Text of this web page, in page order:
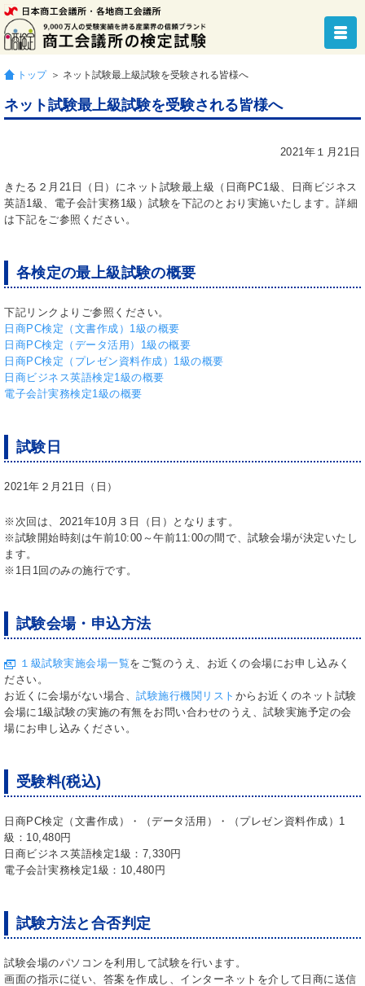
トップ ＞ ネット試験最上級試験を受験される皆様へ
ネット試験最上級試験を受験される皆様へ
2021年１月21日
きたる２月21日（日）にネット試験最上級（日商PC1級、日商ビジネス
英語1級、電子会計実務1級）試験を下記のとおり実施いたします。詳細
は下記をご参照ください。
各検定の最上級試験の概要
下記リンクよりご参照ください。
日商PC検定（文書作成）1級の概要
日商PC検定（データ活用）1級の概要
日商PC検定（プレゼン資料作成）1級の概要
日商ビジネス英語検定1級の概要
電子会計実務検定1級の概要
試験日
2021年２月21日（日）
※次回は、2021年10月３日（日）となります。
※試験開始時刻は午前10:00～午前11:00の間で、試験会場が決定いたし
ます。
※1日1回のみの施行です。
試験会場・申込方法
１級試験実施会場一覧をご覧のうえ、お近くの会場にお申し込みく
ださい。
お近くに会場がない場合、試験施行機関リスト からお近くのネット試験
会場に1級試験の実施の有無をお問い合わせのうえ、試験実施予定の会
場にお申し込みください。
受験料(税込)
日商PC検定（文書作成）・（データ活用）・（プレゼン資料作成）1
級：10,480円
日商ビジネス英語検定1級：7,330円
電子会計実務検定1級：10,480円
試験方法と合否判定
試験会場のパソコンを利用して試験を行います。
画面の指示に従い、答案を作成し、インターネットを介して日商に送信